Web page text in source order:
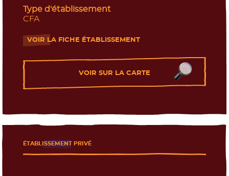
Type d'établissement
CFA
VOIR LA FICHE ÉTABLISSEMENT
- Nouvelle fenêtre
VOIR SUR LA CARTE
ÉTABLISSEMENT PRIVÉ